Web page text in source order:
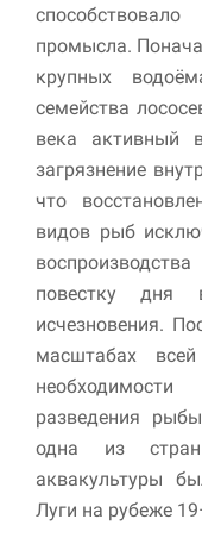
промысла.
крупных
семейства
века активный
загрязнение
что
видов рыб
повестку дня
исчезновения.
масштабах
разведения
одна из
аквакультуры
Луги на рубеже